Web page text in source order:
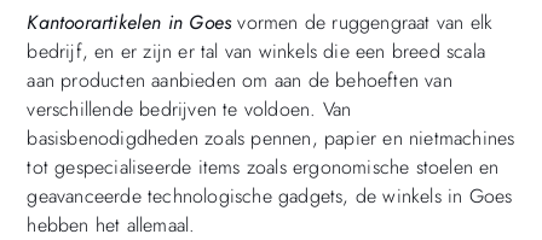
Kantoorartikelen in Goesvormen de ruggengraat van elk
bedrijf, en er zijn er tal van winkels die een breed scala
aan producten aanbieden om aan de behoeften van
verschillende bedrijven te voldoen. Van
basisbenodigdheden zoals pennen, papier en nietmachines
tot gespecialiseerde items zoals ergonomische stoelen en
geavanceerde technologische gadgets, de winkels in Goes
hebben het allemaal.